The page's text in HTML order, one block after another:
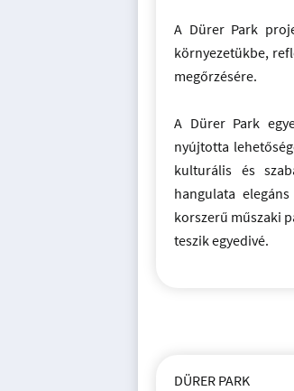
A Dürer Park
környezetükbe,
megőrzésére.
A Dürer Park
nyújtotta
kulturális és
hangulata
korszerű műszaki
teszik egyedivé.
DÜRER PARK